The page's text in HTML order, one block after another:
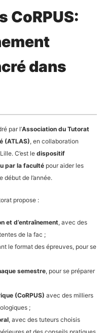
CoRPUS:
dans
par l’Association du Tutorat
(ATLAS), en collaboration
C’est le dispositif
par la faculté pour aider les
début de l’année.
propose :
et d’entraînement, avec des
de la fac ;
le format des épreuves, pour se
semestre, pour se préparer
(CoRPUS) avec des milliers
;
, avec des tuteurs choisis